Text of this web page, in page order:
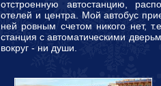
отстроенную автостанцию,
отелей и центра. Мой автобус
ней ровным счетом никого нет,
станция с автоматическими
вокруг - ни души.